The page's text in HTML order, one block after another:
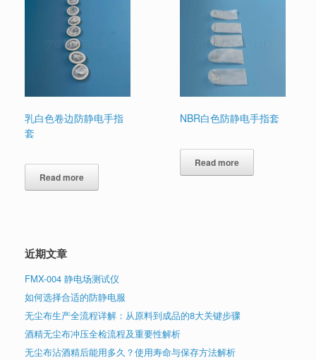
乳白色卷边防静电手指
套
Read more
NBR白色防静电手指套
Read more
近期文章
FMX-004 静电场测试仪
如何选择合适的防静电服
无尘布生产全流程详解：从原料到成品的8大关键步骤
酒精无尘布冲压全检流程及重要性解析
无尘布沾酒精后能用多久？使用寿命与保存方法解析